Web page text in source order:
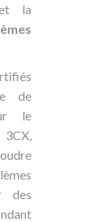
la
de
le
des